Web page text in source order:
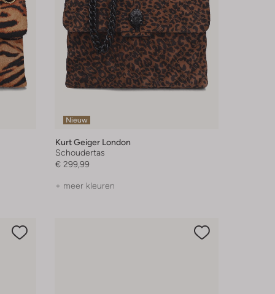
Nieuw
Kurt Geiger London
Schoudertas
€ 299,99
+ meer kleuren